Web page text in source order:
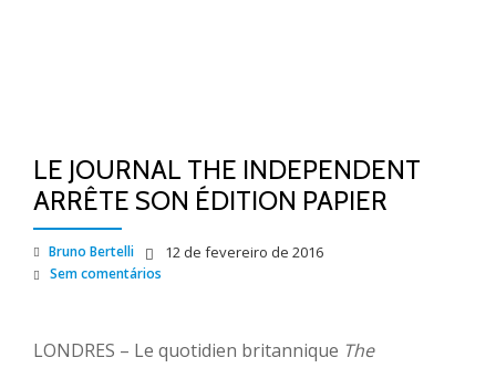
LE JOURNAL THE INDEPENDENT
ARRÊTE SON ÉDITION PAPIER
Bruno Bertelli 12 de fevereiro de 2016
Sem comentários
LONDRES – Le quotidien britannique The